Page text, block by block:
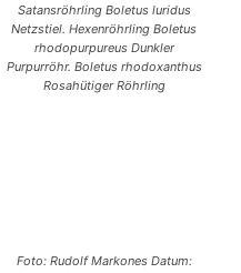
Satansröhrling Boletus luridus
Netzstiel. Hexenröhrling Boletus
rhodopurpureus Dunkler
Purpurröhr. Boletus rhodoxanthus
Rosahütiger Röhrling
Foto: Rudolf Markones Datum: